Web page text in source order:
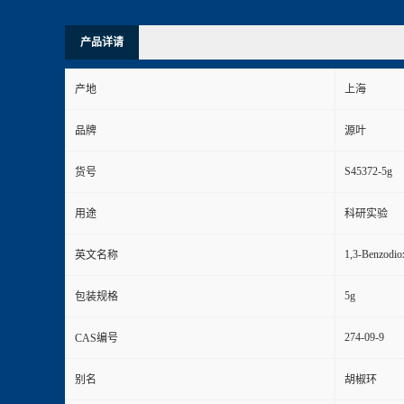
产品详请
产地 上海
品牌 源叶
货号 S45372-5g
用途 科研实验
英文名称 1,3-
包装规格 5g
CAS编号 274-09-9
别名 胡椒环